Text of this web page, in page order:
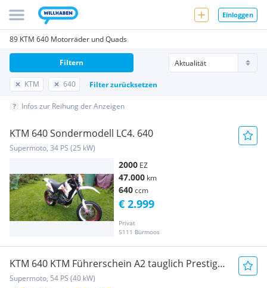
Einloggen
89 KTM 640 Motorräder und Quads
KTM 640 Filter zurücksetzen
Filtern
Infos zur Reihung der Anzeigen
KTM 640 Sondermodell LC4. 640
Supermoto, 34 PS (25 kW)
2000 EZ
47.000 km
640ccm
Privat
5111 Bürmoos
€ 2.999
KTM 640 KTM Führerschein A2 tauglich Prestige
Blackedition
Supermoto, 54 PS (40 kW)